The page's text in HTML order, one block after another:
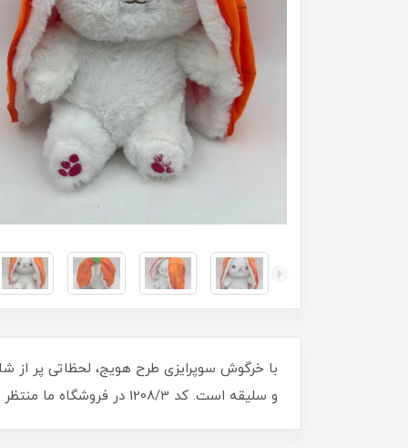
و سلیقه است. کد 1208/3 در فروشگاه ما منتظر شماست تا لحظات خاصی را برای شما و عزیزانتان خلق کند. همین حالا سفارش دهید و شادی را به خانه بیاورید!